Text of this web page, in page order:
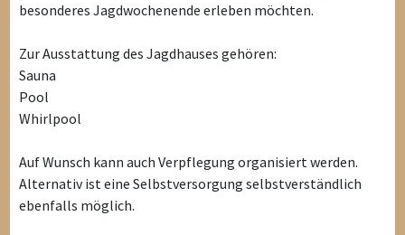
besonderes Jagdwochenende erleben möchten.
Zur Ausstattung des Jagdhauses gehören:
Sauna
Pool
Whirlpool
Auf Wunsch kann auch Verpflegung organisiert werden.
Alternativ ist eine Selbstversorgung selbstverständlich
ebenfalls möglich.